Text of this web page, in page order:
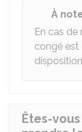
À
En cas de
congé est
Êtes-